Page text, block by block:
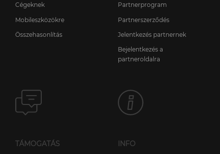
Cégeknek
Mobileszközökre
Összehasonlítás
Partnerprogram
Partnerszerződés
Jelentkezés partnernek
Bejelentkezés a
partneroldalra
TÁMOGATÁS INFO